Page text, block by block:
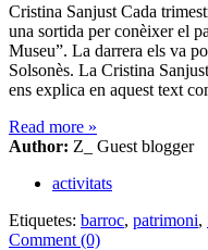
Cristina Sanjust Cada
una sortida per conèixer el
Museu”. La darrera els va
Solsonès. La Cristina
ens explica en aquest text
Read more »
Author: Z_ Guest blogger
activitats
Etiquetes: barroc, patrimoni,
Comment (0)